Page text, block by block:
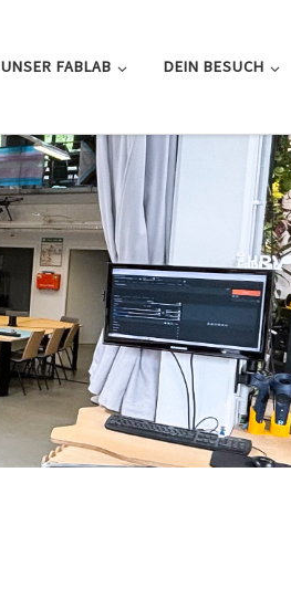
UNSER FABLAB DEIN BESUCH